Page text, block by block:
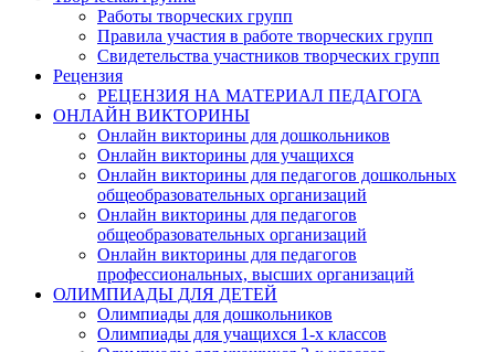
Работы творческих групп
Правила участия в работе творческих групп
Свидетельства участников творческих групп
Рецензия
РЕЦЕНЗИЯ НА МАТЕРИАЛ ПЕДАГОГА
ОНЛАЙН ВИКТОРИНЫ
Онлайн викторины для дошкольников
Онлайн викторины для учащихся
Онлайн викторины для педагогов дошкольных
общеобразовательных организаций
Онлайн викторины для педагогов
общеобразовательных организаций
Онлайн викторины для педагогов
профессиональных, высших организаций
ОЛИМПИАДЫ ДЛЯ ДЕТЕЙ
Олимпиады для дошкольников
Олимпиады для учащихся 1-х классов